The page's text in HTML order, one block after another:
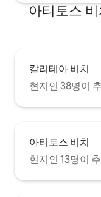
아티토스
칼리테아 비치
현지인 38명이
아티토스 비치
현지인 13명이